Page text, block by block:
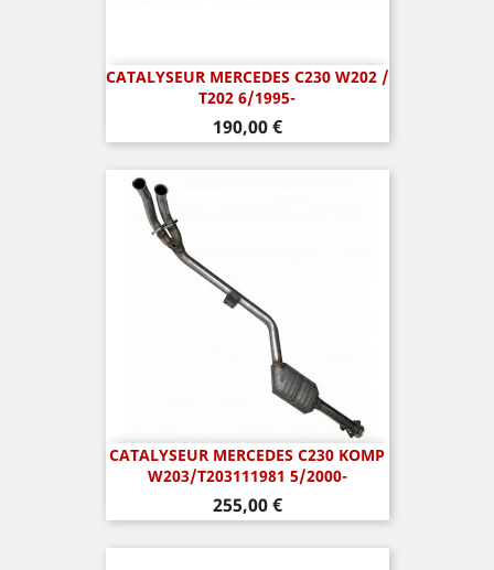
CATALYSEUR MERCEDES C230 W202 /
T202 6/1995-
Prix
190,00 €
CATALYSEUR MERCEDES C230 KOMP
W203/T203111981 5/2000-
Prix
255,00 €